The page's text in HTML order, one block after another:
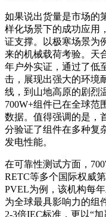
如果说出货量是市场的
样化场景下的成功应用
证支撑。以极寒场景为
来的机械载荷考验。天
年户外实证，通过了低
击，展现出强大的环境
线，到山地高原的剧烈
700W+组件已在全球范
数据。值得强调的是，
分验证了组件在多种复
发电性能。
在可靠性测试方面，
RETC等多个国际权威
PVEL为例，该机构每
为全球最具影响力的组
2-3倍IEC标准，更以“